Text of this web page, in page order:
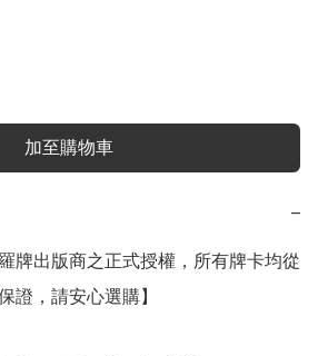
加至購物車
−
牌出版商之正式授權，所有牌卡均從
證，請安心選購】